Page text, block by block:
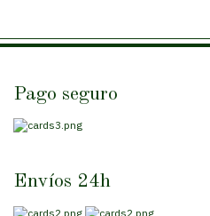
Pago seguro
Envíos 24h